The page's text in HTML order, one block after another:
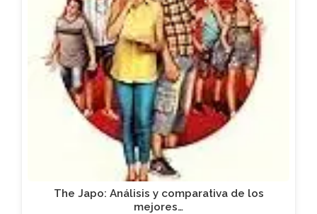
The Japo: Análisis y comparativa de los
mejores…